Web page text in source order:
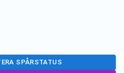
SPÅRSTATUS